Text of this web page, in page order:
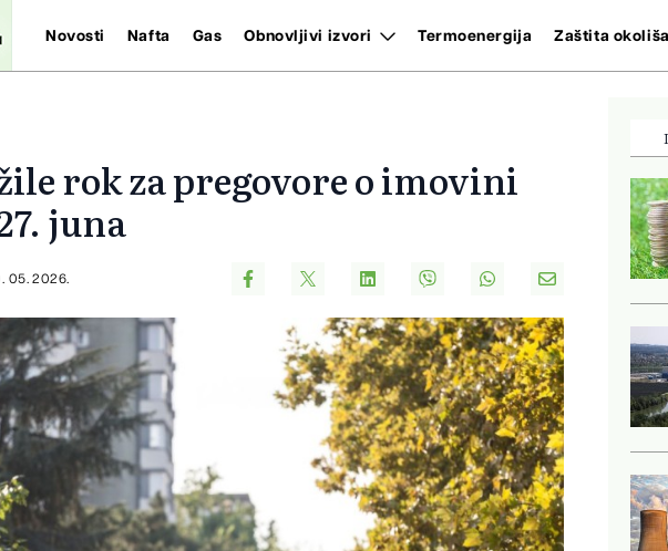
Novosti Nafta Gas Obnovljivi izvori Termoenergija Zaštita okoliša
rok za pregovore o imovini
juna
05. 2026.